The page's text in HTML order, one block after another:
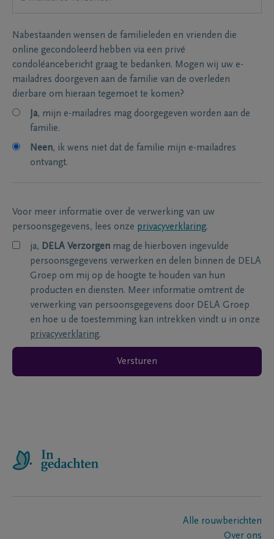
Nabestaanden wensen de familieleden en vrienden die
online gecondoleerd hebben via een privé
condoléancebericht graag te bedanken. Mogen wij uw e-
mailadres doorgeven aan de familie van de overleden
dierbare om hieraan tegemoet te komen?
Ja, mijn e-mailadres mag doorgegeven worden aan de
familie.
Neen, ik wens niet dat de familie mijn e-mailadres
ontvangt.
Voor meer informatie over de verwerking van uw
persoonsgegevens, lees onze privacyverklaring.
ja, DELA Verzorgen mag de hierboven ingevulde
persoonsgegevens verwerken en delen binnen de DELA
Groep om mij op de hoogte te houden van hun
producten en diensten. Meer informatie omtrent de
verwerking van persoonsgegevens door DELA Groep
en hoe u de toestemming kan intrekken vindt u in onze
privacyverklaring.
Versturen
Alle rouwberichten
Over ons